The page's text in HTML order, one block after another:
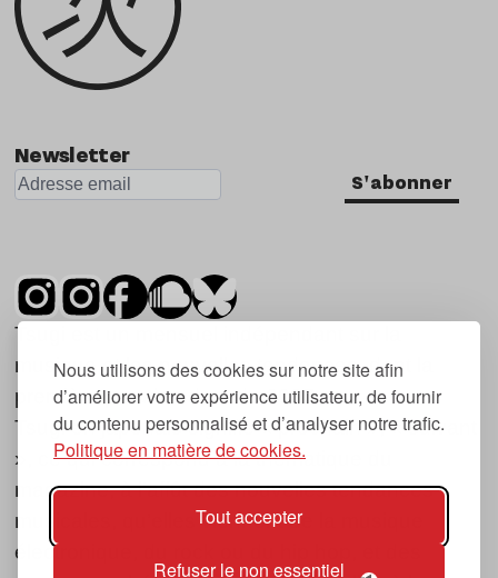
Nous utilisons des cookies sur notre site afin
d’améliorer votre expérience utilisateur, de fournir
du contenu personnalisé et d’analyser notre trafic.
Politique en matière de cookies.
Tout accepter
Refuser le non essentiel
Newsletter
S'abonner
Tsugi est un mensuel indépendant sur la
musique et les nouvelles tendances, dont la
première parution date de 2007.
Tsugi en japonais signifie « prochain », « suivant
», ce qui correspond à la thématique du
magazine, à l’affût des nouvelles tendances
musicales, qu’elles viennent de la musique
électronique, du rock ou du hip hop, et des